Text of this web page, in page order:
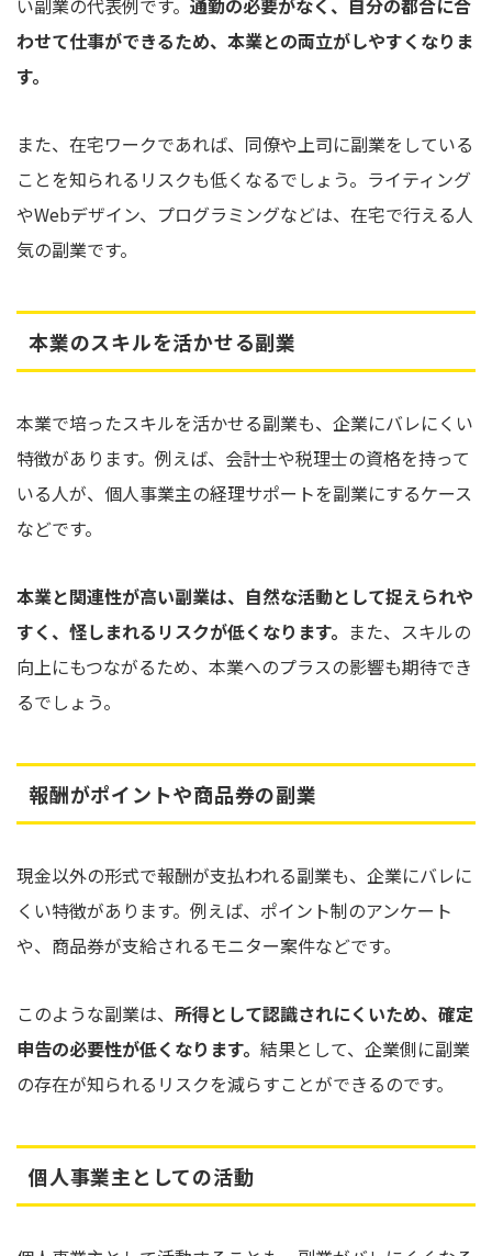
い副業の代表例です。 通勤の必要がなく、自分の都合に合
わせて仕事ができるため、本業との両立がしやすくなりま
す。
また、在宅ワークであれば、同僚や上司に副業をしている
ことを知られるリスクも低くなるでしょう。ライティング
やWebデザイン、プログラミングなどは、在宅で行える人
気の副業です。
本業のスキルを活かせる副業
本業で培ったスキルを活かせる副業も、企業にバレにくい
特徴があります。例えば、会計士や税理士の資格を持って
いる人が、個人事業主の経理サポートを副業にするケース
などです。
本業と関連性が高い副業は、自然な活動として捉えられや
すく、怪しまれるリスクが低くなります。 また、スキルの
向上にもつながるため、本業へのプラスの影響も期待でき
るでしょう。
報酬がポイントや商品券の副業
現金以外の形式で報酬が支払われる副業も、企業にバレに
くい特徴があります。例えば、ポイント制のアンケート
や、商品券が支給されるモニター案件などです。
このような副業は、 所得として認識されにくいため、確定
申告の必要性が低くなります。 結果として、企業側に副業
の存在が知られるリスクを減らすことができるのです。
個人事業主としての活動